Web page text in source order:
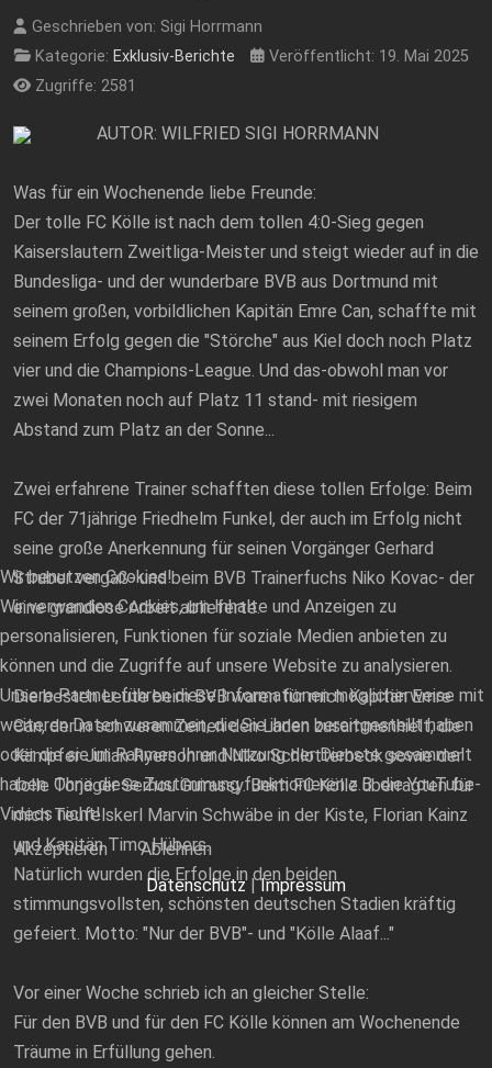
Geschrieben von: Sigi Horrmann
Kategorie: Exklusiv-Berichte
Veröffentlicht: 19. Mai 2025
Zugriffe: 2581
AUTOR: WILFRIED SIGI HORRMANN
Was für ein Wochenende liebe Freunde:
Der tolle FC Kölle ist nach dem tollen 4:0-Sieg gegen
Kaiserslautern Zweitliga-Meister und steigt wieder auf in die
Bundesliga- und der wunderbare BVB aus Dortmund mit
seinem großen, vorbildlichen Kapitän Emre Can, schaffte mit
seinem Erfolg gegen die "Störche" aus Kiel doch noch Platz
vier und die Champions-League. Und das-obwohl man vor
zwei Monaten noch auf Platz 11 stand- mit riesigem
Abstand zum Platz an der Sonne...
Zwei erfahrene Trainer schafften diese tollen Erfolge: Beim
FC der 71jährige Friedhelm Funkel, der auch im Erfolg nicht
seine große Anerkennung für seinen Vorgänger Gerhard
Struber vergaß- und beim BVB Trainerfuchs Niko Kovac- der
eine grandiose Arbeit ablieferte.
Die besten Leute beim BVB waren für mich Kapitän Emre
Can, der in schweren Zeiten den Laden zusammenhielt, die
Kämpfer Julian Ryerson und Niko Schlotterbeck sowie der
tolle Torjäger Serhou Guirassy. Beim FC Kölle überragten für
mich Teufelskerl Marvin Schwäbe in der Kiste, Florian Kainz
und Kapitän Timo Hübers.
Natürlich wurden die Erfolge in den beiden
stimmungsvollsten, schönsten deutschen Stadien kräftig
gefeiert. Motto: "Nur der BVB"- und "Kölle Alaaf..."
Vor einer Woche schrieb ich an gleicher Stelle:
Für den BVB und für den FC Kölle können am Wochenende
Träume in Erfüllung gehen.
Wir benutzen Cookies!
Wir verwenden Cookies, um Inhalte und Anzeigen zu
personalisieren, Funktionen für soziale Medien anbieten zu
können und die Zugriffe auf unsere Website zu analysieren.
Unsere Partner führen diese Informationen möglicherweise mit
weiteren Daten zusammen, die Sie ihnen bereitgestellt haben
oder die sie im Rahmen Ihrer Nutzung der Dienste gesammelt
haben. Ohne diese Zustimmung funktionieren z.B. die YouTube-
Videos nicht!
Akzeptieren
Ablehnen
Datenschutz|Impressum